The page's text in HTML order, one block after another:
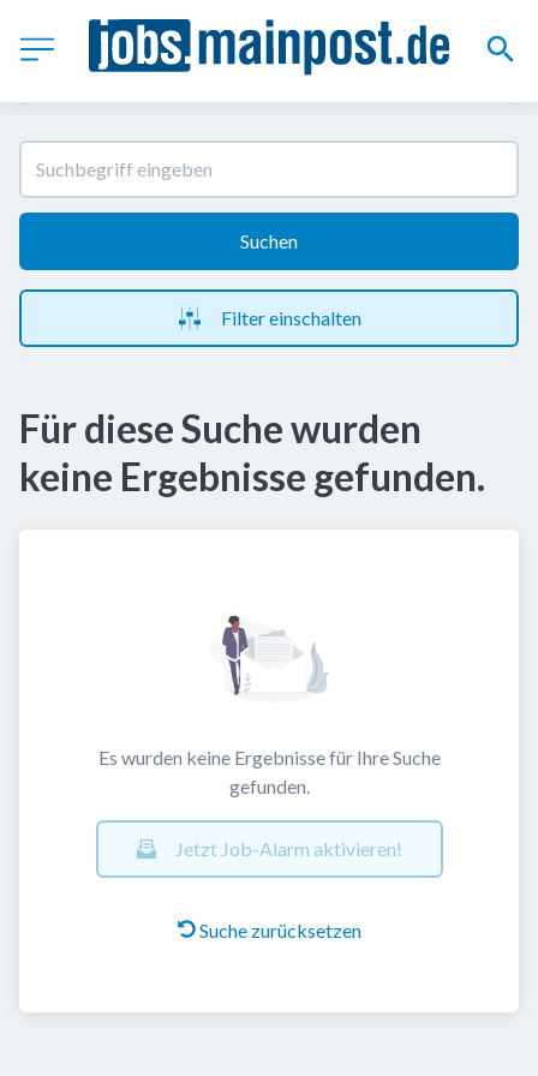
Suchen
Filter einschalten
Für diese Suche wurden
keine Ergebnisse gefunden.
Es wurden keine Ergebnisse für Ihre Suche
gefunden.
Jetzt Job-Alarm aktivieren!
Suche zurücksetzen